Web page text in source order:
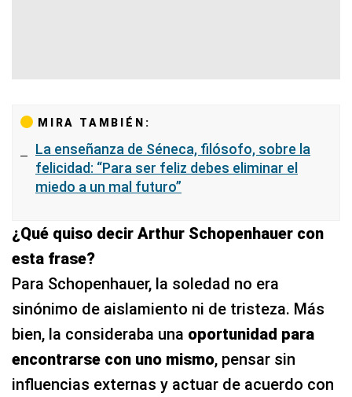
MIRA TAMBIÉN:
La enseñanza de Séneca, filósofo, sobre la
felicidad: “Para ser feliz debes eliminar el
miedo a un mal futuro”
¿Qué quiso decir Arthur Schopenhauer con
esta frase?
Para Schopenhauer, la soledad no era
sinónimo de aislamiento ni de tristeza. Más
bien, la consideraba una oportunidad para
encontrarse con uno mismo, pensar sin
influencias externas y actuar de acuerdo con